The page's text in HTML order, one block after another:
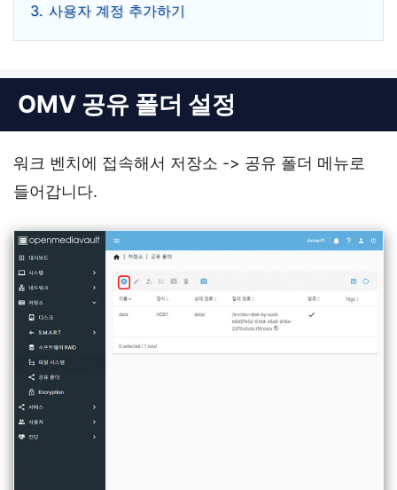
3. 사용자 계정 추가하기
OMV 공유 폴더 설정
워크 벤치에 접속해서 저장소 -> 공유 폴더 메뉴로
들어갑니다.